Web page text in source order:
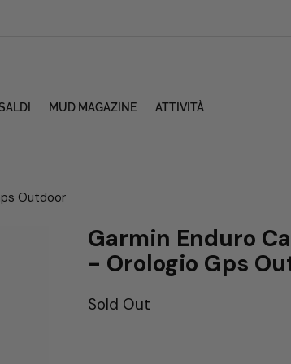
MUD MAGAZINE ATTIVITÀ
Outdoor
Garmin Enduro
- Orologio Gps
Sold Out